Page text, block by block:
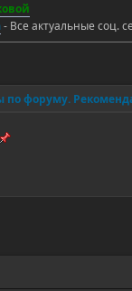
- Все актуальные соц.
по форуму.